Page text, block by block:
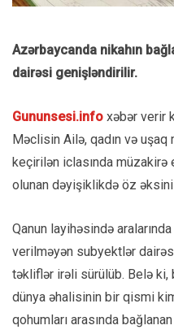
Azərbaycanda nikahın
dairəsi genişləndirilir.
Gununsesi.info xəbər verir
Məclisin Ailə, qadın və
keçirilən iclasında
olunan dəyişiklikdə öz əksini
Qanun layihəsində
verilməyən subyektlər
təkliflər irəli sürülüb. Belə
dünya əhalisinin bir qismi
qohumları arasında